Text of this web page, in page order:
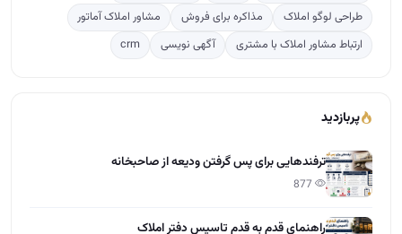
طراحی لوگو املاک
مذاکره برای فروش
مشاور املاک آماتور
ارتباط مشاور املاک با مشتری
آگهی نویسی crm
پربازدید
ترفندهایی برای پس گرفتن ودیعه از صاحبخانه
راهنمای قدم به قدم تاسیس دفتر املاک